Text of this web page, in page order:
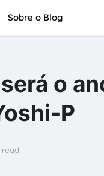
Sobre o Blog
o
P
read